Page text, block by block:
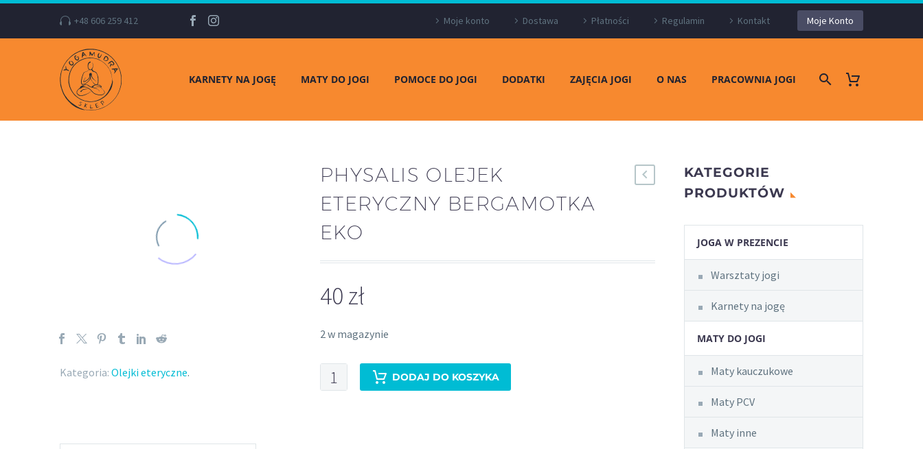
+48 606 259 412 Moje konto Dostawa Płatności Regulamin Kontakt Moje Konto
KARNETY NA JOGĘ MATY DO JOGI POMOCE DO JOGI DODATKI ZAJĘCIA JOGI O NAS PRACOWNIA JOGI
Kategoria: Olejki eteryczne.
PHYSALIS OLEJEK
ETERYCZNY BERGAMOTKA
EKO
40 zł
2 w magazynie
ilość
PHYSALIS
DODAJ DO KOSZYKA
KATEGORIE
PRODUKTÓW
JOGA W PREZENCIE
Warsztaty jogi
Karnety na jogę
MATY DO JOGI
Maty kauczukowe
Maty PCV
Maty inne